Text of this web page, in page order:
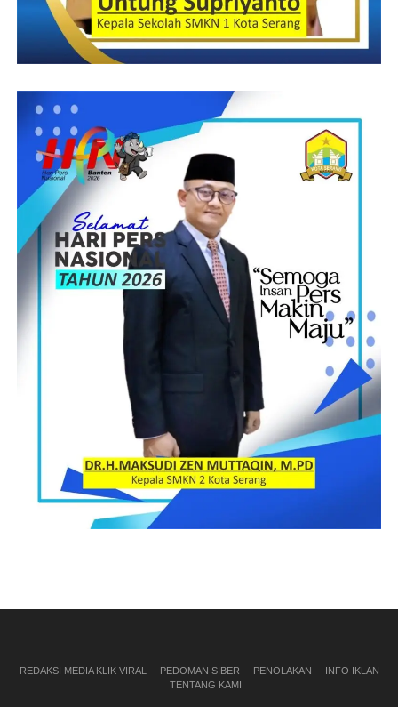
REDAKSI MEDIA KLIK VIRAL PEDOMAN SIBER PENOLAKAN
INFO IKLAN
TENTANG KAMI